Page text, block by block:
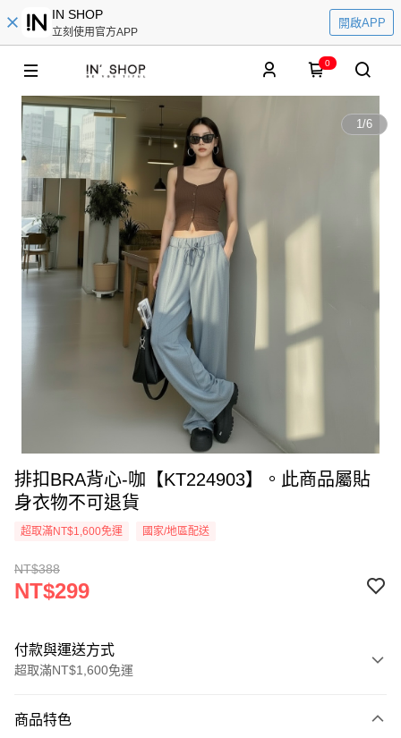
IN SHOP
立刻使用官方APP
開啟APP
0
1/6
排扣BRA背心-咖【KT224903】。此商品屬貼
身衣物不可退貨
超取滿NT$1,600免運 國家/地區配送
NT$388
NT$299
付款與運送方式
超取滿NT$1,600免運
信用卡一次付款
商品特色